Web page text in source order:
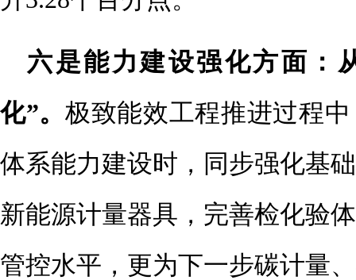
六是能力建设强化方面：
化”。 极致能效工程推进过程
体系能力建设时，同步强化基
新能源计量器具，完善检化验
管控水平，更为下一步碳计量